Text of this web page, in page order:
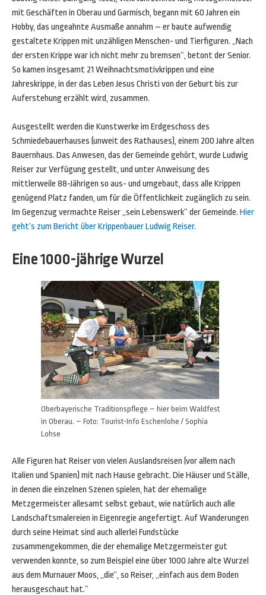
mit Geschäften in Oberau und Garmisch, begann mit 60 Jahren ein
Hobby, das ungeahnte Ausmaße annahm – er baute aufwendig
gestaltete Krippen mit unzähligen Menschen- und Tierfiguren. „Nach
der ersten Krippe war ich nicht mehr zu bremsen“, betont der Senior.
So kamen insgesamt 21 Weihnachtsmotivkrippen und eine
Jahreskrippe, in der das Leben Jesus Christi von der Geburt bis zur
Auferstehung erzählt wird, zusammen.
Ausgestellt werden die Kunstwerke im Erdgeschoss des
Schmiedebauerhauses (unweit des Rathauses), einem 200 Jahre alten
Bauernhaus. Das Anwesen, das der Gemeinde gehört, wurde Ludwig
Reiser zur Verfügung gestellt, und unter Anweisung des
mittlerweile 88-Jährigen so aus- und umgebaut, dass alle Krippen
genügend Platz fanden, um für die Öffentlichkeit zugänglich zu sein.
Im Gegenzug vermachte Reiser „sein Lebenswerk“ der Gemeinde. Hier
geht’s zum Bericht über Krippenbauer Ludwig Reiser.
Eine 1000-jährige Wurzel
Oberbayerische Traditionspflege – hier beim Waldfest
in Oberau. – Foto: Tourist-Info Eschenlohe / Sophia
Lohse
Alle Figuren hat Reiser von vielen Auslandsreisen (vor allem nach
Italien und Spanien) mit nach Hause gebracht. Die Häuser und Ställe,
in denen die einzelnen Szenen spielen, hat der ehemalige
Metzgermeister allesamt selbst gebaut, wie natürlich auch alle
Landschaftsmalereien in Eigenregie angefertigt. Auf Wanderungen
durch seine Heimat sind auch allerlei Fundstücke
zusammengekommen, die der ehemalige Metzgermeister gut
verwenden konnte, so zum Beispiel eine über 1000 Jahre alte Wurzel
aus dem Murnauer Moos, „die“, so Reiser, „einfach aus dem Boden
herausgeschaut hat.“